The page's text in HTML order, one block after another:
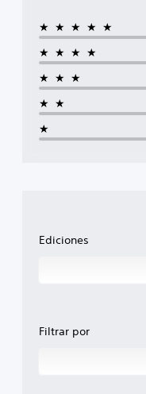
★★★★★
★★★★
★★★
★★
★
Ediciones
Filtrar por